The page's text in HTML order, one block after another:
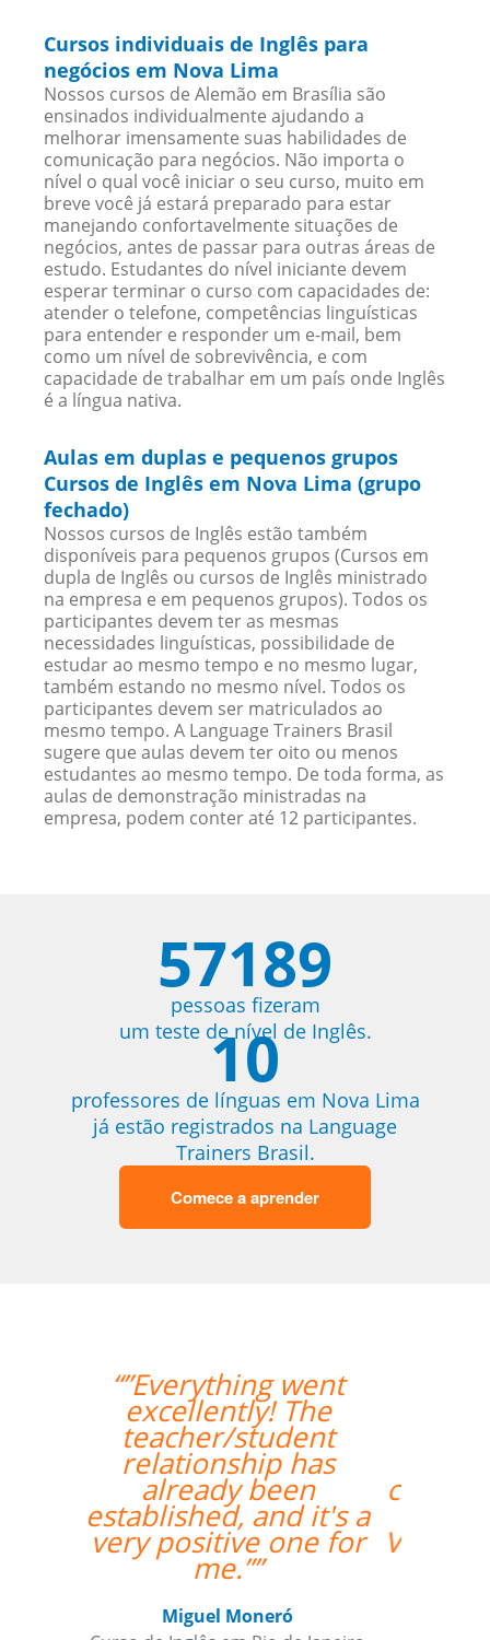
Cursos individuais de Inglês para
negócios em Nova Lima
Nossos cursos de Alemão em Brasília são
ensinados individualmente ajudando a
melhorar imensamente suas habilidades de
comunicação para negócios. Não importa o
nível o qual você iniciar o seu curso, muito em
breve você já estará preparado para estar
manejando confortavelmente situações de
negócios, antes de passar para outras áreas de
estudo. Estudantes do nível iniciante devem
esperar terminar o curso com capacidades de:
atender o telefone, competências linguísticas
para entender e responder um e-mail, bem
como um nível de sobrevivência, e com
capacidade de trabalhar em um país onde Inglês
é a língua nativa.
Aulas em duplas e pequenos grupos
Cursos de Inglês em Nova Lima (grupo
fechado)
Nossos cursos de Inglês estão também
disponíveis para pequenos grupos (Cursos em
dupla de Inglês ou cursos de Inglês ministrado
na empresa e em pequenos grupos). Todos os
participantes devem ter as mesmas
necessidades linguísticas, possibilidade de
estudar ao mesmo tempo e no mesmo lugar,
também estando no mesmo nível. Todos os
participantes devem ser matriculados ao
mesmo tempo. A Language Trainers Brasil
sugere que aulas devem ter oito ou menos
estudantes ao mesmo tempo. De toda forma, as
aulas de demonstração ministradas na
empresa, podem conter até 12 participantes.
57189
pessoas fizeram
um teste de nível de Inglês.
10
professores de línguas em Nova Lima
já estão registrados na Language
Trainers Brasil.
Comece a aprender
“”O curso foi ótimo, e
deu aos nossos
funcionários a
oportunidade de
crescer fora do horário
comercial normal.
Vamos continuar a usar
a sua empresa como
para frente””